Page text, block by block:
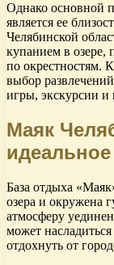
Однако основной
является ее
Челябинской
купанием в озере,
по окрестностям.
выбор
игры, экскурсии и
Маяк
База отдыха
озера и окружена
атмосферу
может
отдохнуть от